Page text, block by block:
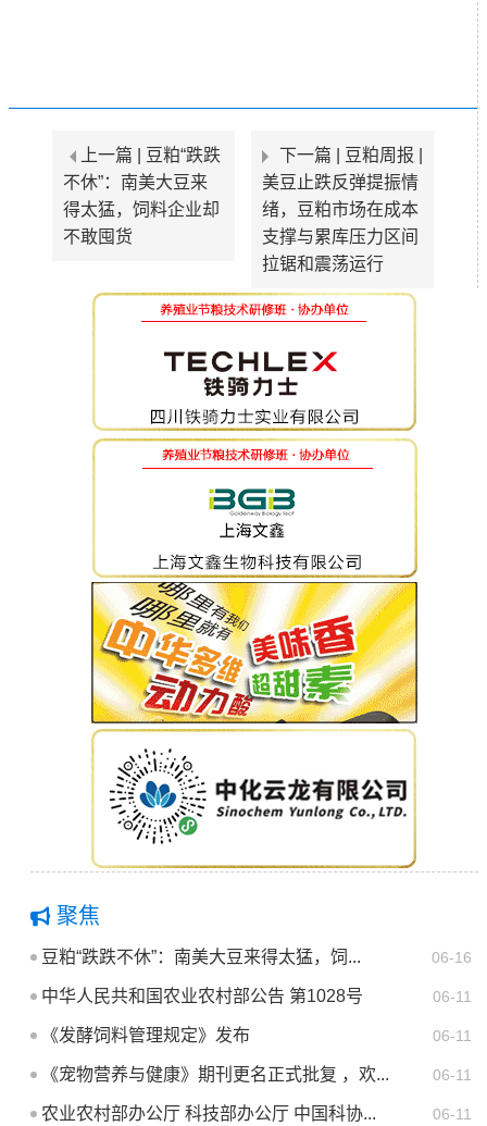
上一篇 |
豆粕“跌跌
不休”：南美大豆来
得太猛，饲料企业却
不敢囤货
下一篇 |
豆粕周报 |
美豆止跌反弹提振情
绪，豆粕市场在成本
支撑与累库压力区间
拉锯和震荡运行
聚焦
06-16
豆粕“跌跌不休”：南美大豆来得太猛，饲...
06-11
中华人民共和国农业农村部公告 第1028号
06-11
《发酵饲料管理规定》发布
06-11
《宠物营养与健康》期刊更名正式批复 ，欢...
06-11
农业农村部办公厅 科技部办公厅 中国科协...